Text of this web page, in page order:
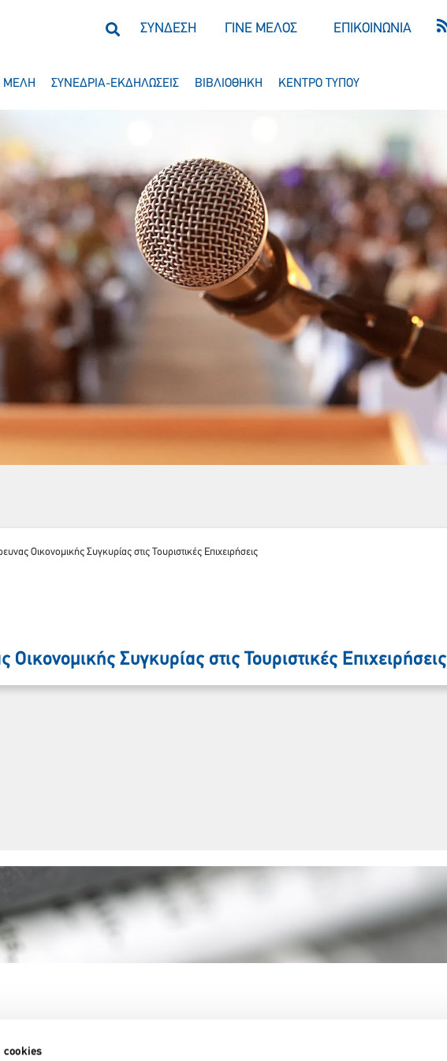
cookies
ΣΥΝΔΕΣΗ ΓΙΝΕ ΜΕΛΟΣ ΕΠΙΚΟΙΝΩΝΙΑ
ΜΕΛΗ ΣΥΝΕΔΡΙΑ-ΕΚΔΗΛΩΣΕΙΣ ΒΙΒΛΙΟΘΗΚΗ ΚΕΝΤΡΟ ΤΥΠΟΥ
Οικονομικής Συγκυρίας στις Τουριστικές Επιχειρήσεις
Συγκυρίας στις Τουριστικές Επιχειρήσεις